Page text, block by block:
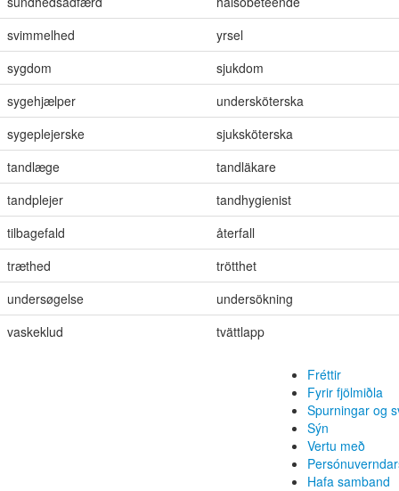
svimmelhed
yrsel
sygdom
sjukdom
sygehjælper
undersköterska
sygeplejerske
sjuksköterska
tandlæge
tandläkare
tandplejer
tandhygienist
tilbagefald
återfall
træthed
trötthet
undersøgelse
undersökning
vaskeklud
tvättlapp
Fréttir
Fyrir fjölmiðla
Spurningar og
Sýn
Vertu með
Hafa samband